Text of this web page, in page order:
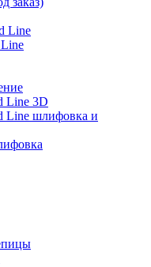
Line
Line 3D
Line шлифовка и